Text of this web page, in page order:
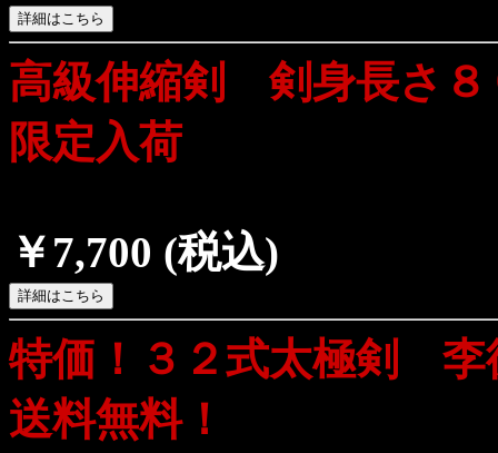
高級伸縮剣 剣身長さ
限定入荷
￥7,700 (税込)
特価！３２式太極剣
送料無料！